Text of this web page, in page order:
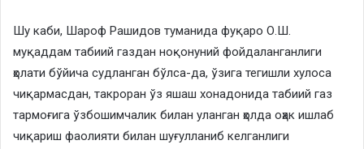
Шу каби, Шароф Рашидов туманида фуқаро О.Ш.
муқаддам табиий газдан ноқонуний фойдаланганлиги
ҳолати бўйича судланган бўлса-да, ўзига тегишли хулоса
чиқармасдан, такроран ўз яшаш хонадонида табиий газ
тармоғига ўзбошимчалик билан уланган ҳолда оҳак ишлаб
чиқариш фаолияти билан шуғулланиб келганлиги